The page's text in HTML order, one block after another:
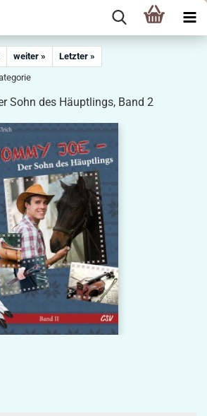
weiter »
Letzter »
Sohn des Häuptlings, Band 2